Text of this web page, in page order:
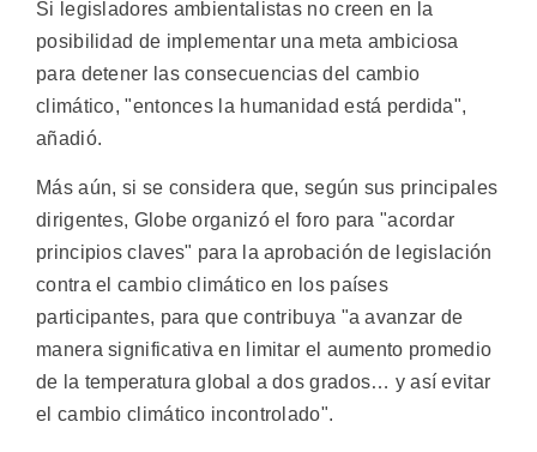
Si legisladores ambientalistas no creen en la
posibilidad de implementar una meta ambiciosa
para detener las consecuencias del cambio
climático, "entonces la humanidad está perdida",
añadió.
Más aún, si se considera que, según sus principales
dirigentes, Globe organizó el foro para "acordar
principios claves" para la aprobación de legislación
contra el cambio climático en los países
participantes, para que contribuya "a avanzar de
manera significativa en limitar el aumento promedio
de la temperatura global a dos grados… y así evitar
el cambio climático incontrolado".